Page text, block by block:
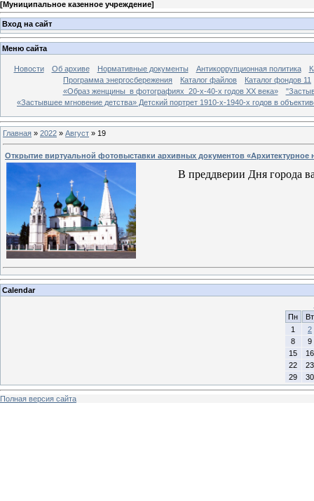
[Муниципальное казенное учреждение]
Вход на сайт
Меню сайта
Новости Об архиве Нормативные документы Антикоррупционная политика
Программа энергосбережения
Каталог файлов
Каталог фондов 11
«Образ женщины в фотографиях 20-х-40-х годов ХХ века»
«Застывшее мгновение детства» Детский портрет 1910-х-1940-х годов в
Главная » 2022 » Август » 19
Открытие виртуальной фотовыставки архивных документов
В преддверии Дня города
Calendar
Пн
Вт
1
2
8
9
15
16
22
23
29
30
Полная версия сайта